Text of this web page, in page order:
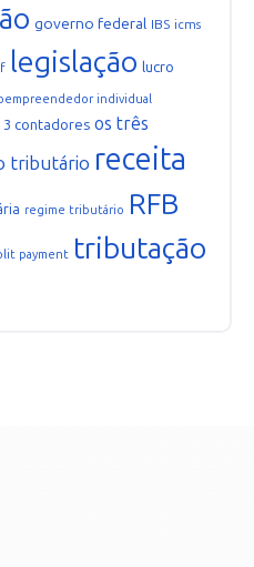
governo federal IBS icms
legislação lucro
individual
3 contadores os três
tributário receita
regime tributário RFB
payment tributação